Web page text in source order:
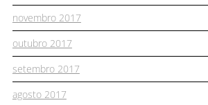
novembro 2017
outubro 2017
setembro 2017
agosto 2017